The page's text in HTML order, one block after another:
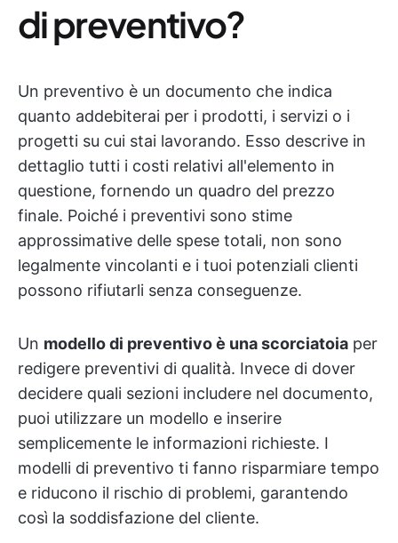
di preventivo?
Un preventivo è un documento che indica
quanto addebiterai per i prodotti, i servizi o i
progetti su cui stai lavorando. Esso descrive in
dettaglio tutti i costi relativi all'elemento in
questione, fornendo un quadro del prezzo
finale. Poiché i preventivi sono stime
approssimative delle spese totali, non sono
legalmente vincolanti e i tuoi potenziali clienti
possono rifiutarli senza conseguenze.
Un modello di preventivo è una scorciatoia per
redigere preventivi di qualità. Invece di dover
decidere quali sezioni includere nel documento,
puoi utilizzare un modello e inserire
semplicemente le informazioni richieste. I
modelli di preventivo ti fanno risparmiare tempo
e riducono il rischio di problemi, garantendo
così la soddisfazione del cliente.